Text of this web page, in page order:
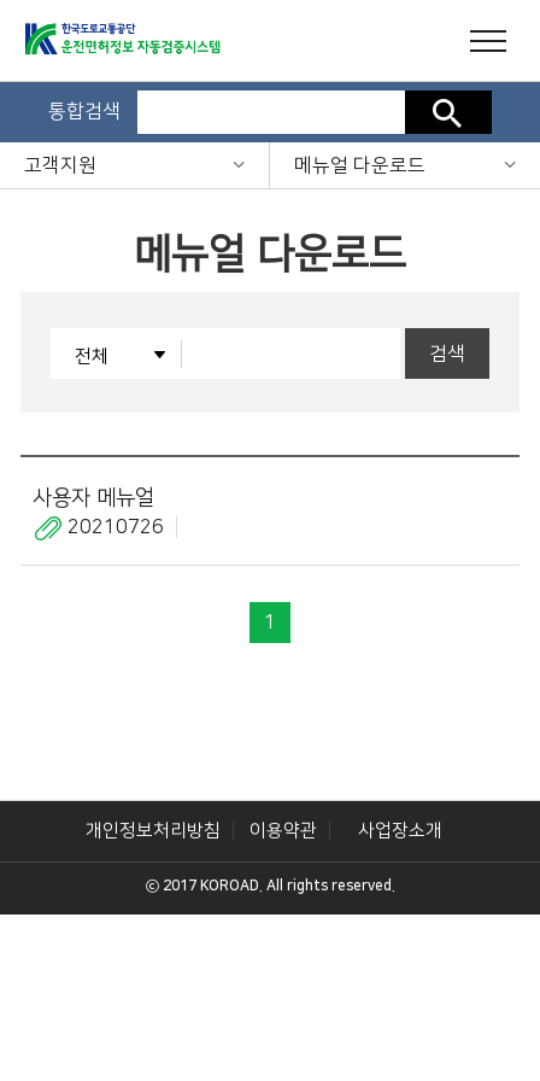
통합검색 검색
고객지원 메뉴얼 다운로드
메뉴얼 다운로드
검색
사용자 메뉴얼
20210726
1
개인정보처리방침 이용약관 사업장소개
ⓒ 2017 KOROAD. All rights reserved.